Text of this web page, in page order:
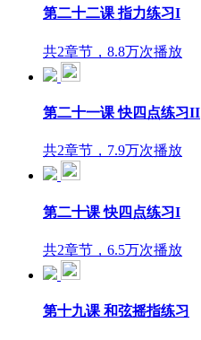
第二十二课 指力练习I
共2章节，8.8万次播放
第二十一课 快四点练习II
共2章节，7.9万次播放
第二十课 快四点练习I
共2章节，6.5万次播放
第十九课 和弦摇指练习